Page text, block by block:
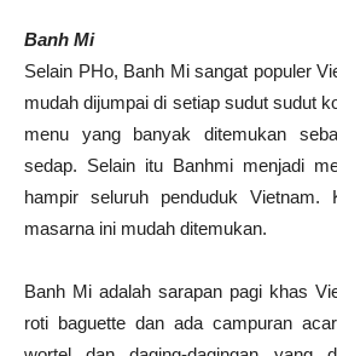
Banh Mi
Selain PHo, Banh Mi sangat populer
mudah dijumpai di setiap sudut sudut
menu yang banyak ditemukan
sedap. Selain itu Banhmi menjadi
hampir seluruh penduduk Vietnam.
masarna ini mudah ditemukan.
Banh Mi adalah sarapan pagi khas
roti baguette dan ada campuran